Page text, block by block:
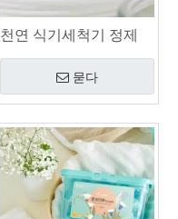
천연 식기세척기 정제
묻다